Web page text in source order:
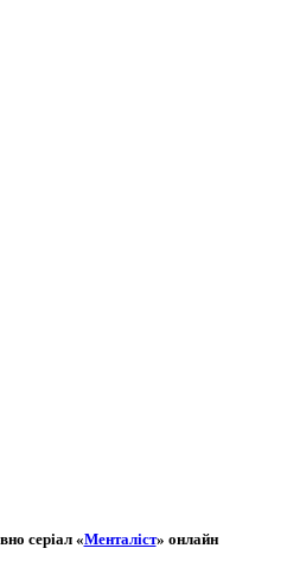
серіал «Менталіст» онлайн